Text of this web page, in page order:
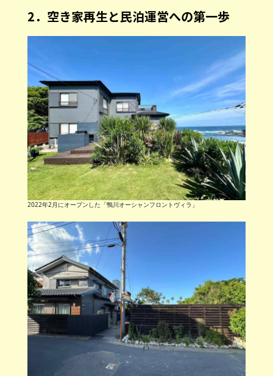
2．空き家再生と民泊運営への第一歩
2022年2月にオープンした「鴨川オーシャンフロントヴィラ」